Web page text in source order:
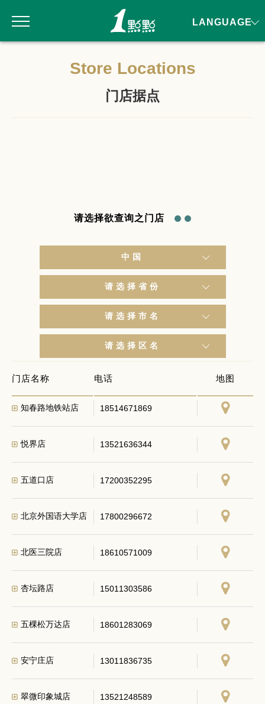
Store Locations
门店据点
请选择欲查询之门店
中国
请选择省份
请选择市名
请选择区名
门店名称 电话 地图
新中关店 15652429788
13520224346
知春路地铁站店 18514671869
悦界店 13521636344
五道口店 17200352295
北京外国语大学店 17800296672
北医三院店 18610571009
杏坛路店 15011303586
五棵松万达店 18601283069
安宁庄店 13011836735
翠微印象城店 13521248589
LANGUAGE